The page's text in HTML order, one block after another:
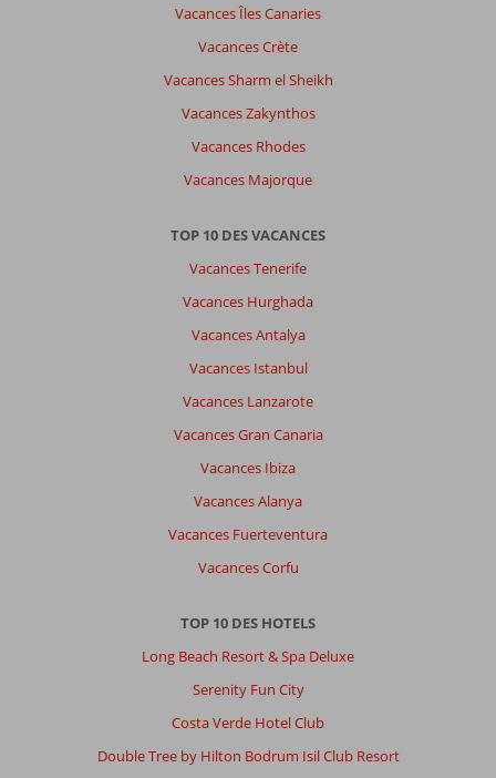
Vacances Îles Canaries
Vacances Crète
Vacances Sharm el Sheikh
Vacances Zakynthos
Vacances Rhodes
Vacances Majorque
TOP 10 DES VACANCES
Vacances Tenerife
Vacances Hurghada
Vacances Antalya
Vacances Istanbul
Vacances Lanzarote
Vacances Gran Canaria
Vacances Ibiza
Vacances Alanya
Vacances Fuerteventura
Vacances Corfu
TOP 10 DES HOTELS
Long Beach Resort & Spa Deluxe
Serenity Fun City
Costa Verde Hotel Club
Double Tree by Hilton Bodrum Isil Club Resort